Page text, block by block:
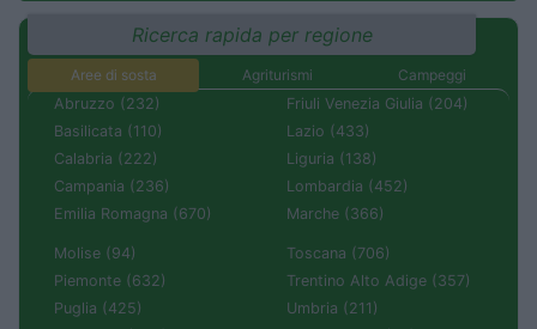
Ricerca rapida per regione
Aree di sosta Agriturismi
Campeggi
Abruzzo (232)
Basilicata (110)
Calabria (222)
Campania (236)
Emilia Romagna (670)
Friuli Venezia Giulia (204)
Lazio (433)
Liguria (138)
Lombardia (452)
Marche (366)
Molise (94)
Piemonte (632)
Puglia (425)
Toscana (706)
Trentino Alto Adige (357)
Umbria (211)